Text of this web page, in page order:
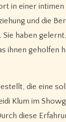
in einer
und die
haben
ihnen geholfen
die eine
Klum im
diese